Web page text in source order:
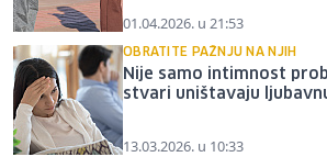
01.04.2026. u 21:53
OBRATITE PAŽNJU NA NJIH
Nije samo intimnost
stvari uništavaju
13.03.2026. u 10:33